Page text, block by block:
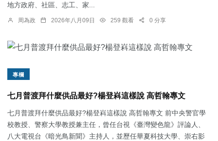
地方政府、社區、志工、家...
周為政 2026年八月09日 259 觀看 0 分享
專欄
七月普渡拜什麼供品最好?楊登嵙這樣說 高哲翰專文
七月普渡拜什麼供品最好?楊登嵙這樣說 高哲翰專文 前中央警官學
校教授、警察大學教授兼主任，曾任台視《臺灣變色龍》評論人、
八大電視台《暗光鳥新聞》主持人，並歷任華夏科技大學、崇右影